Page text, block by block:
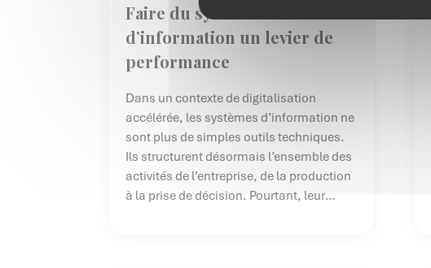
Faire du système
d’information un levier de
performance
Dans un contexte de digitalisation
accélérée, les systèmes d’information ne
sont plus de simples outils techniques.
Ils structurent désormais l’ensemble des
activités de l’entreprise, de la production
à la prise de décision. Pourtant, leur